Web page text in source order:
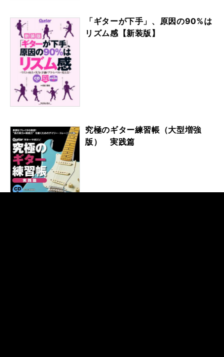
「ギターが下手」、原因の90%は
リズム感【新装版】
究極のギター練習帳（大型増強
版） 実践篇